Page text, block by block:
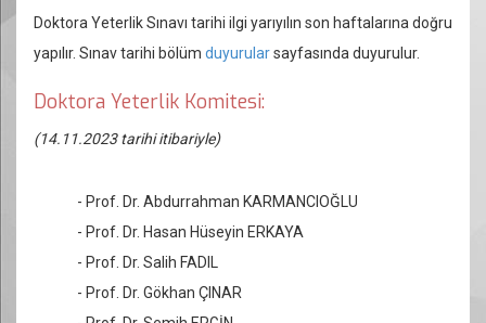
Doktora Yeterlik Sınavı tarihi ilgi yarıyılın son haftalarına doğru
yapılır. Sınav tarihi bölüm duyurularsayfasında duyurulur.
Doktora Yeterlik Komitesi:
(14.11.2023 tarihi itibariyle)
- Prof. Dr. Abdurrahman KARMANCIOĞLU
- Prof. Dr. Hasan Hüseyin ERKAYA
- Prof. Dr. Salih FADIL
- Prof. Dr. Gökhan ÇINAR